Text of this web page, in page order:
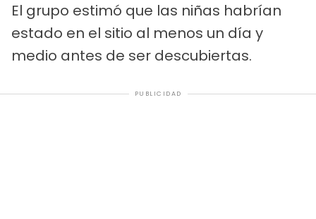
El grupo estimó que las niñas habrían
estado en el sitio al menos un día y
medio antes de ser descubiertas.
PUBLICIDAD